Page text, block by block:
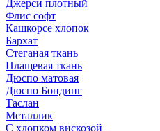
Джерси плотный
Флис софт
Кашкорсе хлопок
Бархат
Стеганая ткань
Плащевая ткань
Дюспо матовая
Дюспо Бондинг
Таслан
Металлик
С хлопком вискозой